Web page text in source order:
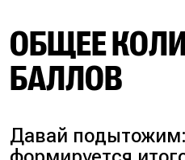
ОБЩЕЕ
БАЛЛОВ
Давай подытожим: